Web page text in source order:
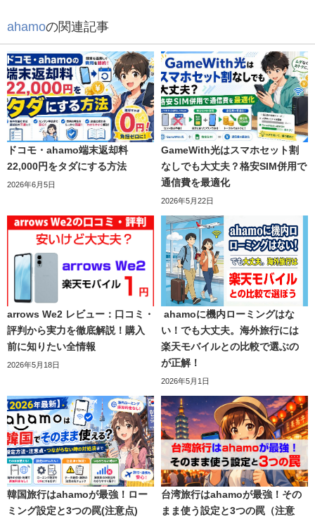
ahamoの関連記事
ドコモ・ahamo端末返却料
22,000円をタダにする方法
2026年6月5日
GameWith光はスマホセット割
なしでも大丈夫？格安SIM併用で
通信費を最適化
2026年5月22日
arrows We2 レビュー：口コミ・
評判から実力を徹底解説！購入
前に知りたい全情報
2026年5月18日
ahamoに機内ローミングはな
い！でも大丈夫。海外旅行には
楽天モバイルとの比較で選ぶの
が正解！
2026年5月1日
韓国旅行はahamoが最強！ロー
ミング設定と3つの罠(注意点)
台湾旅行はahamoが最強！その
まま使う設定と3つの罠（注意